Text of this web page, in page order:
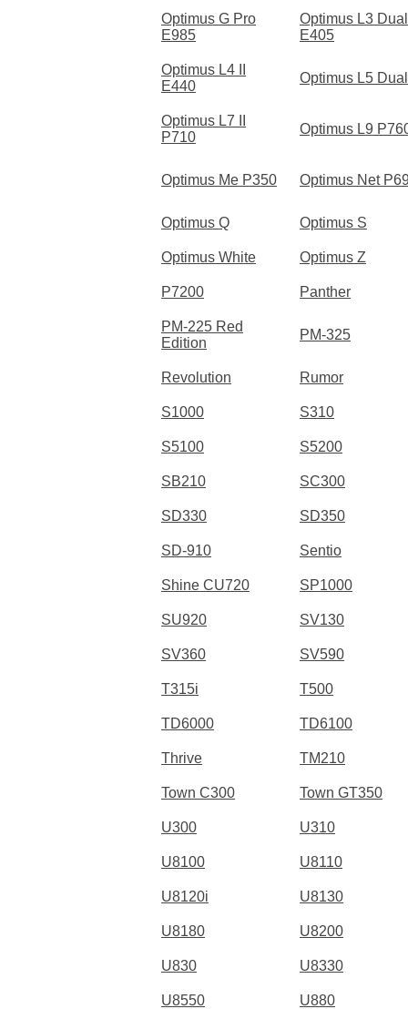
Optimus G Pro
E985
Optimus L3 Dual
E405
Optimus L4 II
E440
Optimus L5 Dual
Optimus L7 II
P710
Optimus L9
Optimus Me P350 Optimus Net
Optimus Q Optimus S
Optimus White Optimus Z
P7200 Panther
PM-225 Red
Edition
PM-325
Revolution Rumor
S1000 S310
S5100 S5200
SB210 SC300
SD330 SD350
SD-910 Sentio
Shine CU720 SP1000
SU920 SV130
SV360 SV590
T315i T500
TD6000 TD6100
Thrive TM210
Town C300 Town GT350
U300 U310
U8100 U8110
U8120i U8130
U8180 U8200
U830 U8330
U8550 U880